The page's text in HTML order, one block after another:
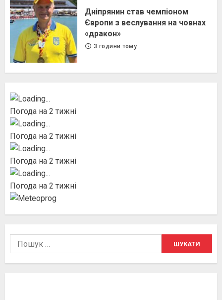
Дніпрянин став чемпіоном
Європи з веслування на човнах
«дракон»
3 години тому
Погода на 2 тижні
Погода на 2 тижні
Погода на 2 тижні
Погода на 2 тижні
Пошук: